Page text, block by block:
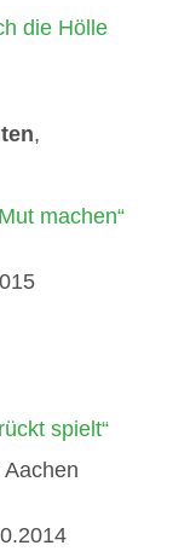
die Hölle
,
machen“
spielt“